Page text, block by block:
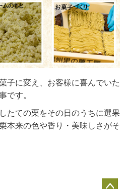
子に変え、お客様に喜んでいた
です。
たての栗をその日のうちに選果
本来の色や香り・美味しさがそ